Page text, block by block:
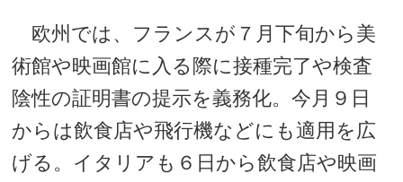
欧州では、フランスが７月下旬から美
術館や映画館に入る際に接種完了や検査
陰性の証明書の提示を義務化。今月９日
からは飲食店や飛行機などにも適用を広
げる。イタリアも６日から飲食店や映画